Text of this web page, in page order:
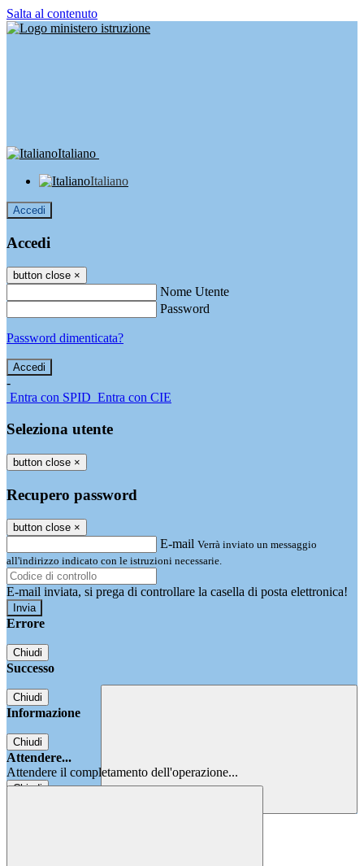
Salta al contenuto
Italiano
Italiano
Accedi
Accedi
button close ×
Nome Utente
Password
Password dimenticata?
-
Entra con SPID Entra con CIE
Seleziona utente
button close ×
Recupero password
button close ×
E-mail Verrà inviato un messaggio
all'indirizzo indicato con le istruzioni necessarie.
E-mail inviata, si prega di controllare la casella di posta elettronica!
Errore
Chiudi
Successo
Chiudi
Informazione
Chiudi
Attendere...
Attendere il completamento dell'operazione...
Chiudi